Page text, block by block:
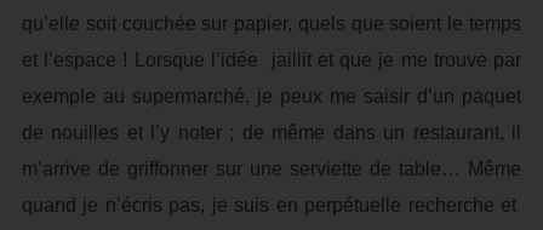
qu’elle soit couchée sur papier, quels que soient le temps
et l’espace ! Lorsque l’idée jaillit et que je me trouve par
exemple au supermarché, je peux me saisir d’un paquet
de nouilles et l’y noter ; de même dans un restaurant, il
m’arrive de griffonner sur une serviette de table… Même
quand je n’écris pas, je suis en perpétuelle recherche et